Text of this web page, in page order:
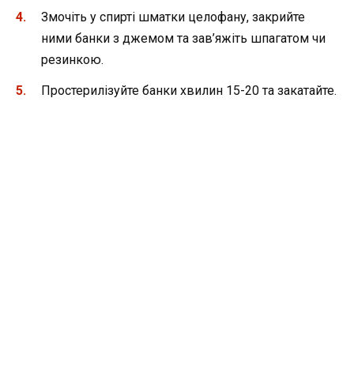
Змочіть у спирті шматки целофану, закрийте
ними банки з джемом та зав’яжіть шпагатом чи
резинкою.
Простерилізуйте банки хвилин 15-20 та закатайте.